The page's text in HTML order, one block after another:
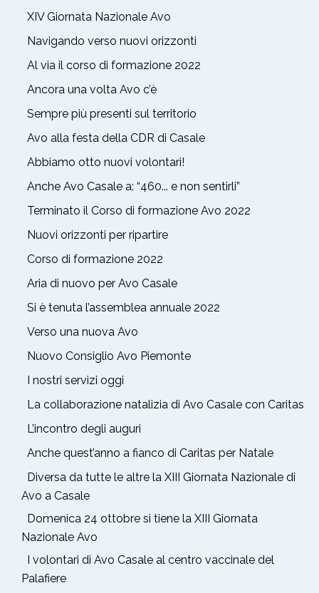
XIV Giornata Nazionale Avo
Navigando verso nuovi orizzonti
Al via il corso di formazione 2022
Ancora una volta Avo c’è
Sempre più presenti sul territorio
Avo alla festa della CDR di Casale
Abbiamo otto nuovi volontari!
Anche Avo Casale a: “460... e non sentirli”
Terminato il Corso di formazione Avo 2022
Nuovi orizzonti per ripartire
Corso di formazione 2022
Aria di nuovo per Avo Casale
Si è tenuta l’assemblea annuale 2022
Verso una nuova Avo
Nuovo Consiglio Avo Piemonte
I nostri servizi oggi
La collaborazione natalizia di Avo Casale con Caritas
L’incontro degli auguri
Anche quest’anno a fianco di Caritas per Natale
Diversa da tutte le altre la XIII Giornata Nazionale di
Avo a Casale
Domenica 24 ottobre si tiene la XIII Giornata
Nazionale Avo
I volontari di Avo Casale al centro vaccinale del
Palafiere